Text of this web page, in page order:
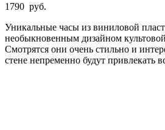
1790 руб.
Уникальные часы из виниловой
необыкновенным дизайном
Смотрятся они очень стильно и
стене непременно будут привлекать